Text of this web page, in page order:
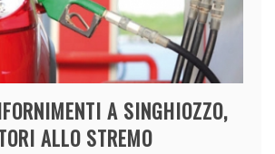
A SINGHIOZZO,
ALLO STREMO